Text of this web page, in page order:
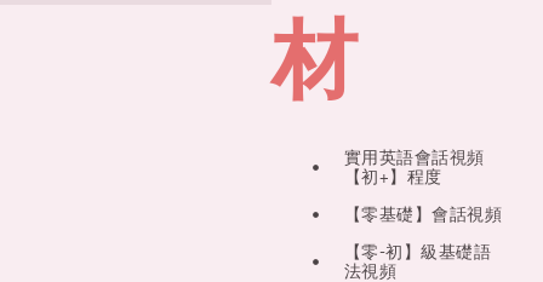
材
實用英語會話視頻
【初+】程度
【零基礎】會話視頻
【零-初】級基礎語
法視頻